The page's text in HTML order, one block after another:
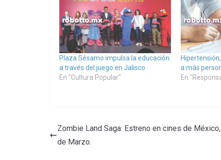
Plaza Sésamo impulsa la educación
a través del juego en Jalisco
En "Cultura Popular"
a más
En
Zombie Land Saga: Estreno en cines de
de Marzo.